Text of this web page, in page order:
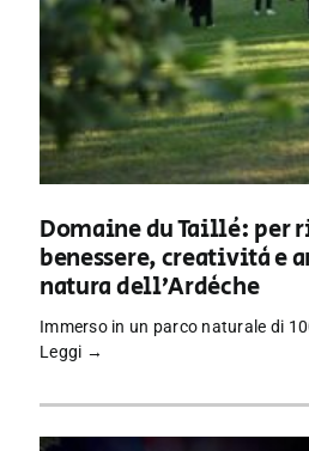
Domaine du Taillé: per
benessere, creatività e
natura dell’Ardèche
Immerso in un parco naturale di
Leggi →